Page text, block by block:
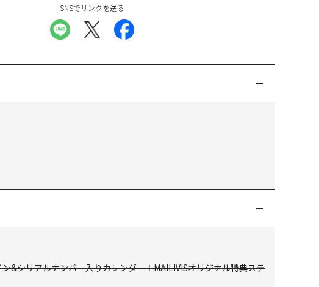
SNSでリンクを送る
&シリアルナンバー入りカレンダー＋MAILIVISオリジナル特典ステ